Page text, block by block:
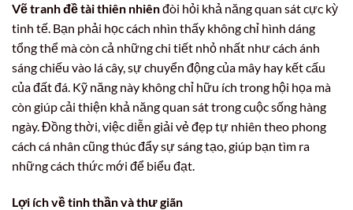
Vẽ tranh đề tài thiên nhiênđòi hỏi khả năng quan sát cực kỳ
tinh tế. Bạn phải học cách nhìn thấy không chỉ hình dáng
tổng thể mà còn cả những chi tiết nhỏ nhất như cách ánh
sáng chiếu vào lá cây, sự chuyển động của mây hay kết cấu
của đất đá. Kỹ năng này không chỉ hữu ích trong hội họa mà
còn giúp cải thiện khả năng quan sát trong cuộc sống hàng
ngày. Đồng thời, việc diễn giải vẻ đẹp tự nhiên theo phong
cách cá nhân cũng thúc đẩy sự sáng tạo, giúp bạn tìm ra
những cách thức mới để biểu đạt.
Lợi ích về tinh thần và thư giãn